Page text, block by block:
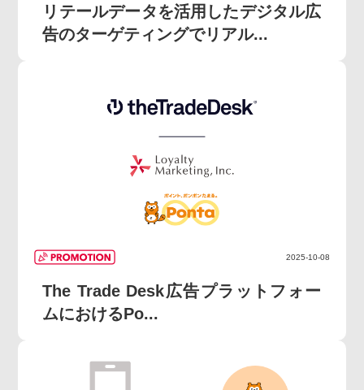
リテールデータを活用したデジタル広
告のターゲティングでリアル...
2025-10-08
The Trade Desk広告プラットフォー
ムにおけるPo...